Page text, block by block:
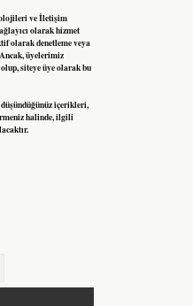
ve İletişim
olarak hizmet
olarak denetleme veya
üyelerimiz
siteye üye olarak bu
içerikleri,
halinde, ilgili